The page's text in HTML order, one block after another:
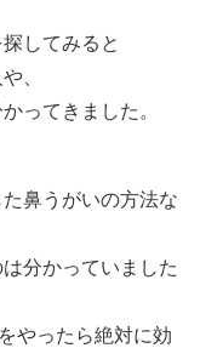
してみると
、
ってきました。
鼻うがいの方法な
分かっていました
やったら絶対に効